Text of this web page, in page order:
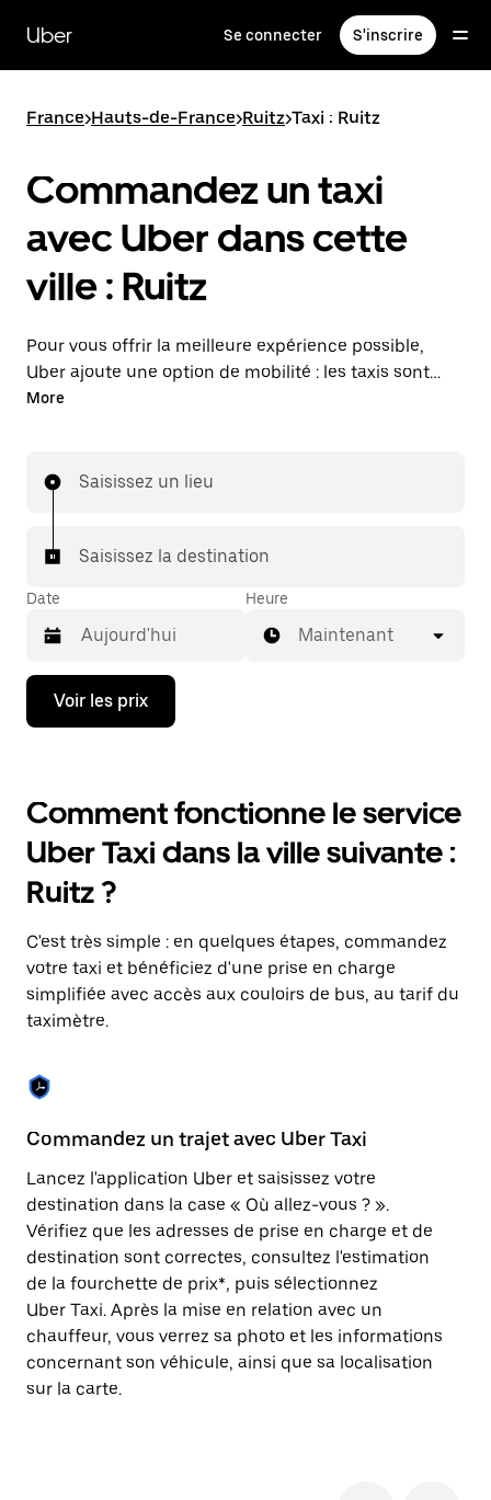
contenu
principal
Uber Se connecter S'inscrire
France>Hauts-de-France>Ruitz>Taxi : Ruitz
Commandez un taxi
avec Uber dans cette
ville : Ruitz
Pour vous offrir la meilleure expérience possible,
Uber ajoute une option de mobilité : les taxis sont
maintenant disponibles dans l'application. Uber Taxi :
More
Saisissez un lieu
Saisissez la destination
Date
Appuyez
la
bas
pour
ouvrir
le
calendrier
et
une
date.
Appuyez
sur
la
pour
fermer
calendrier.
Heure
Maintenant
Voir les prix
Comment fonctionne le service
Uber Taxi dans la ville suivante :
Ruitz ?
C'est très simple : en quelques étapes, commandez
votre taxi et bénéficiez d'une prise en charge
simplifiée avec accès aux couloirs de bus, au tarif du
taximètre.
Commandez un trajet avec Uber Taxi
Lancez l'application Uber et saisissez votre
destination dans la case « Où allez-vous ? ».
Vérifiez que les adresses de prise en charge et de
destination sont correctes, consultez l'estimation
de la fourchette de prix*, puis sélectionnez
Uber Taxi. Après la mise en relation avec un
chauffeur, vous verrez sa photo et les informations
concernant son véhicule, ainsi que sa localisation
sur la carte.